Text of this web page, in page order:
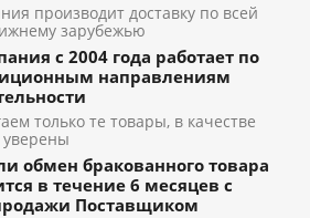
производит доставку по всей
зарубежью
с 2004 года работает по
направлениям
только те товары, в качестве
обмен бракованного товара
в течение 6 месяцев с
Поставщиком